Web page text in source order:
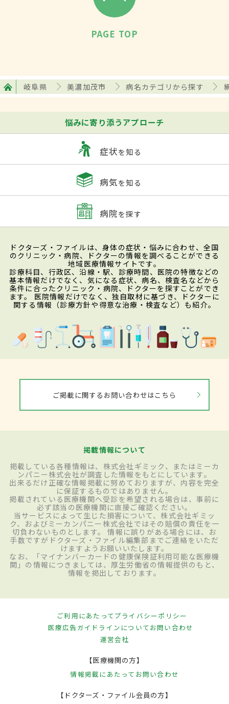
PAGE TOP
岐阜県 美濃加茂市 病名カテゴリから探す
悩みに寄り添うアプローチ
症状を知る
病気を知る
病院を探す
ドクターズ・ファイルは、身体の症状・悩みに合わせ、全国
のクリニック・病院、ドクターの情報を調べることができる
地域医療情報サイトです。
診療科目、行政区、沿線・駅、診療時間、医院の特徴などの
基本情報だけでなく、気になる症状、病名、検査名などから
条件に合ったクリニック・病院、ドクターを探すことができ
ます。 医院情報だけでなく、独自取材に基づき、ドクターに
関する情報（診療方針や得意な治療・検査など）も紹介。
ご掲載に関するお問い合わせはこちら
掲載情報について
掲載している各種情報は、株式会社ギミック、またはミーカ
ンパニー株式会社が調査した情報をもとにしています。
出来るだけ正確な情報掲載に努めておりますが、内容を完全
に保証するものではありません。
掲載されている医療機関へ受診を希望される場合は、事前に
必ず該当の医療機関に直接ご確認ください。
当サービスによって生じた損害について、株式会社ギミッ
ク、およびミーカンパニー株式会社ではその賠償の責任を一
切負わないものとします。 情報に誤りがある場合には、お
手数ですがドクターズ・ファイル編集部までご連絡をいただ
けますようお願いいたします。
なお、「マイナンバーカードの健康保険証利用可能な医療機
関」の情報につきましては、厚生労働省の情報提供のもと、
情報を掲出しております。
ご利用にあたってプライバシーポリシー
医療広告ガイドラインについてお問い合わせ
運営会社
【医療機関の方】
情報掲載にあたって お問い合わせ
【ドクターズ・ファイル会員の方】